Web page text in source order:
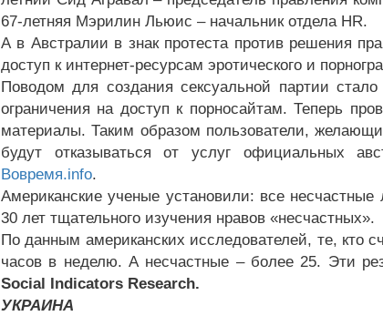
67-летняя Мэрилин Льюис – начальник отдела HR.
А в Австралии в знак протеста против решения
доступ к интернет-ресурсам эротического и
Поводом для создания сексуальной партии
ограничения на доступ к порносайтам. Теперь
материалы. Таким образом пользователи,
будут отказываться от услуг официальных
Вовремя.info.
Американские ученые установили: все
30 лет тщательного изучения нравов «несчастных».
По данным американских исследователей, те, кто
часов в неделю. А несчастные – более 25. Эти
Social Indicators Research.
УКРАИНА